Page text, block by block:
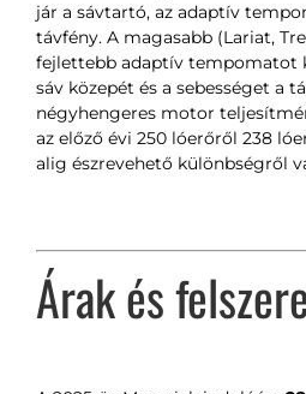
jár a sávtartó, az adaptív
távfény. A magasabb (Lariat,
fejlettebb adaptív tempomatot
sáv közepét és a sebességet a
négyhengeres motor
az előző évi 250 lóerőről 238
alig észrevehető különbségről
Árak és